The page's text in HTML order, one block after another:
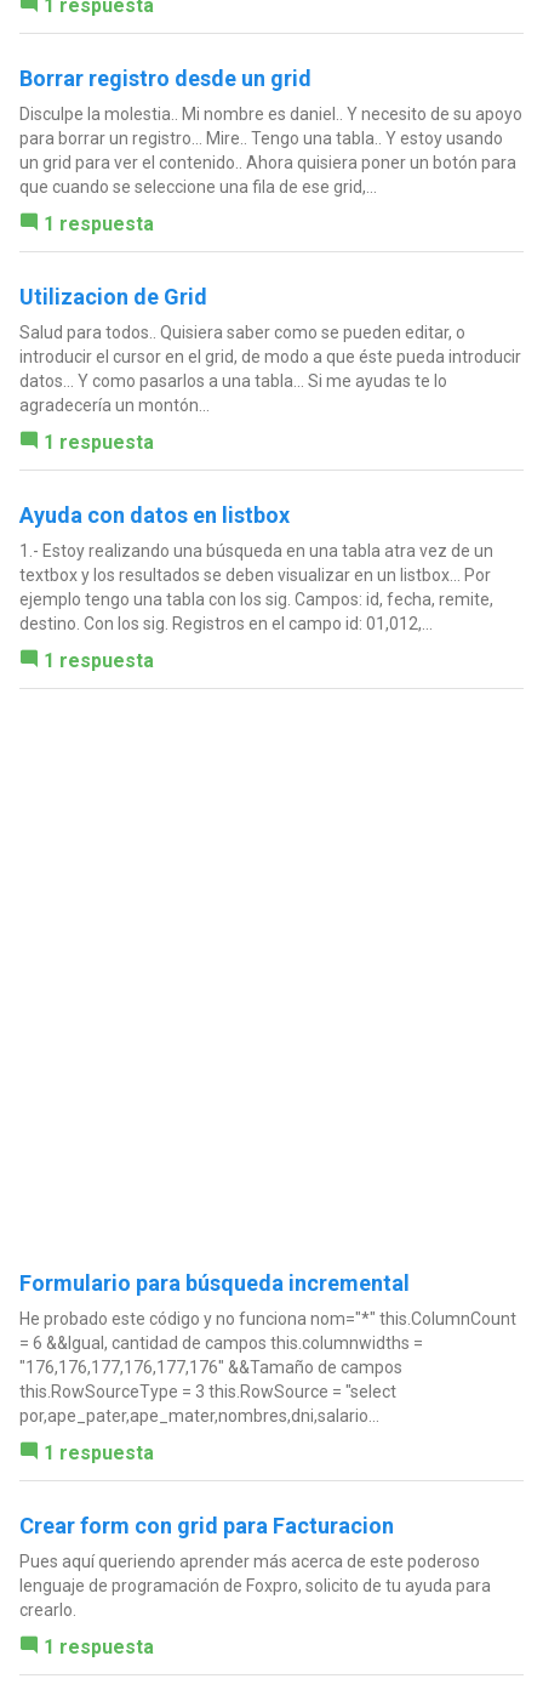
1 respuesta
Borrar registro desde un grid
Disculpe la molestia.. Mi nombre es daniel.. Y necesito de su apoyo
para borrar un registro... Mire.. Tengo una tabla.. Y estoy usando
un grid para ver el contenido.. Ahora quisiera poner un botón para
que cuando se seleccione una fila de ese grid,...
1 respuesta
Utilizacion de Grid
Salud para todos.. Quisiera saber como se pueden editar, o
introducir el cursor en el grid, de modo a que éste pueda introducir
datos... Y como pasarlos a una tabla... Si me ayudas te lo
agradecería un montón...
1 respuesta
Ayuda con datos en listbox
1.- Estoy realizando una búsqueda en una tabla atra vez de un
textbox y los resultados se deben visualizar en un listbox... Por
ejemplo tengo una tabla con los sig. Campos: id, fecha, remite,
destino. Con los sig. Registros en el campo id: 01,012,...
1 respuesta
Formulario para búsqueda incremental
He probado este código y no funciona nom="*" this.ColumnCount
= 6 &&Igual, cantidad de campos this.columnwidths =
"176,176,177,176,177,176" &&Tamaño de campos
this.RowSourceType = 3 this.RowSource = "select
por,ape_pater,ape_mater,nombres,dni,salario...
1 respuesta
Crear form con grid para Facturacion
Pues aquí queriendo aprender más acerca de este poderoso
lenguaje de programación de Foxpro, solicito de tu ayuda para
crearlo.
1 respuesta